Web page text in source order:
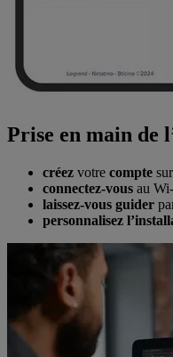
Prise en main de
créez votre compte
connectez-vous au
laissez-vous guider
personnalisez